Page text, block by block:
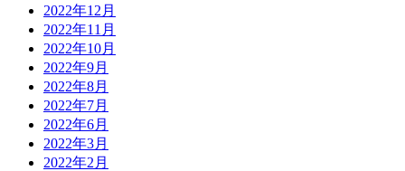
2022年12月
2022年11月
2022年10月
2022年9月
2022年8月
2022年7月
2022年6月
2022年3月
2022年2月